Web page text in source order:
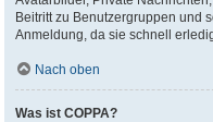
Beitritt zu Benutzergruppen und
Anmeldung, da sie schnell
Nach oben
Was ist COPPA?